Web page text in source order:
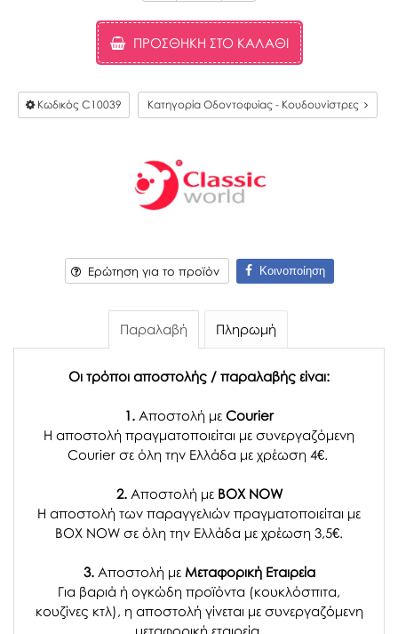
ΠΡΟΣΘΉΚΗ ΣΤΟ ΚΑΛΆΘΙ
Κωδικός C10039 Κατηγορία Οδοντοφυίας - Κουδουνίστρες
Ερώτηση για το προϊόν Κοινοποίηση
Παραλαβή Πληρωμή
Οι τρόποι αποστολής / παραλαβής είναι:
1. Αποστολή με Courier
Η αποστολή πραγματοποιείται με συνεργαζόμενη
Courier σε όλη την Ελλάδα με χρέωση 4€.
2. Αποστολή μεBOX NOW
Η αποστολή των παραγγελιών πραγματοποιείται με
BOX NOW σε όλη την Ελλάδα με χρέωση 3,5€.
3. Αποστολή μεΜεταφορική Εταιρεία
Για βαριά ή ογκώδη προϊόντα (κουκλόσπιτα,
κουζίνες κτλ), η αποστολή γίνεται με συνεργαζόμενη